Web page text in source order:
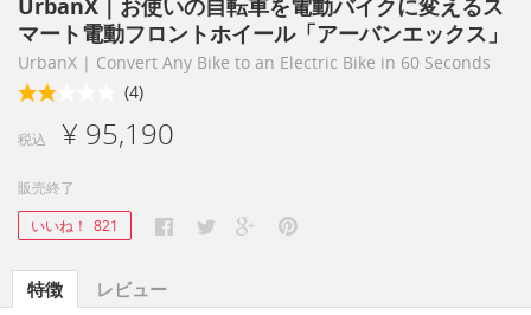
UrbanX｜お使いの自転車を電動バイクに変えるス
マート電動フロントホイール「アーバンエックス」
UrbanX | Convert Any Bike to an Electric Bike in 60 Seconds
(4)
税込 ¥ 95,190
販売終了
いいね！ 821
特徴 レビュー